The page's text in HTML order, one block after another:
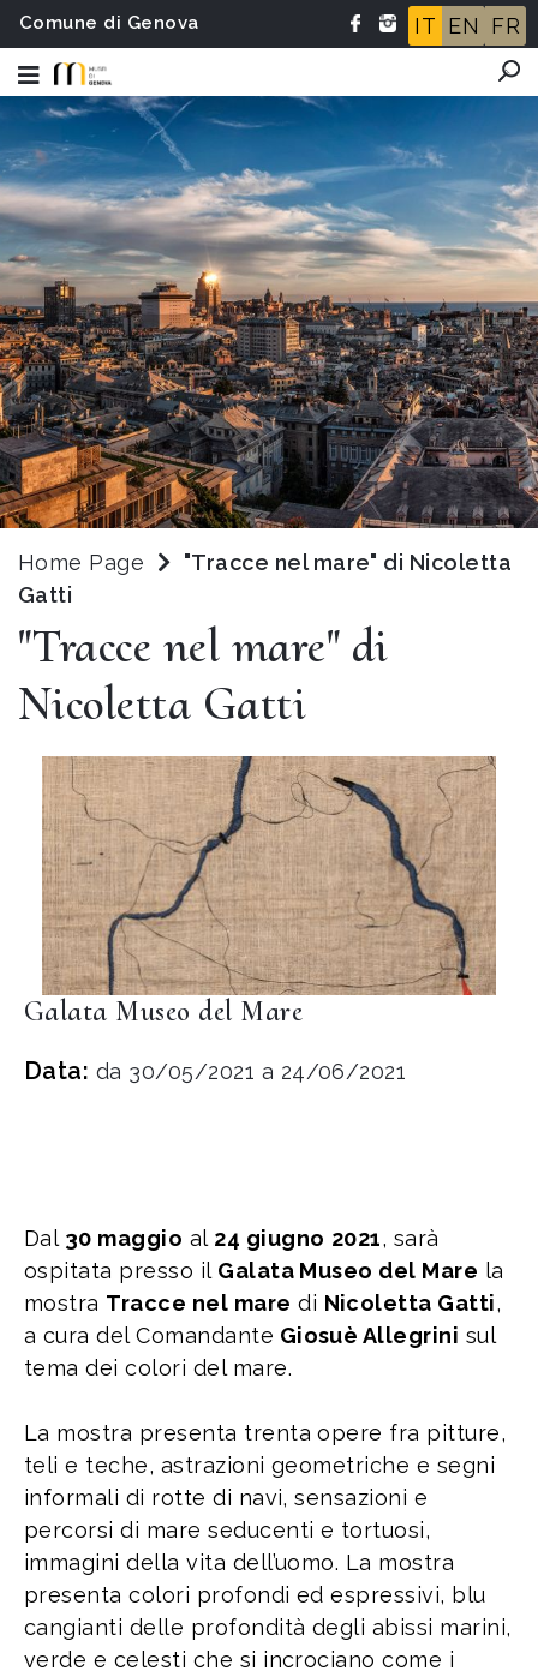
Comune di Genova IT EN FR
Home Page
"Tracce nel mare" di Nicoletta
Gatti
"Tracce nel mare" di
Nicoletta Gatti
Galata Museo del Mare
Data: da 30/05/2021 a 24/06/2021
Dal 30 maggio al 24 giugno 2021, sarà
ospitata presso il Galata Museo del Mare la
mostra Tracce nel mare di Nicoletta Gatti,
a cura del Comandante Giosuè Allegrini sul
tema dei colori del mare.
La mostra presenta trenta opere fra pitture,
teli e teche, astrazioni geometriche e segni
informali di rotte di navi, sensazioni e
percorsi di mare seducenti e tortuosi,
immagini della vita dell’uomo. La mostra
presenta colori profondi ed espressivi, blu
cangianti delle profondità degli abissi marini,
verde e celesti che si incrociano come i